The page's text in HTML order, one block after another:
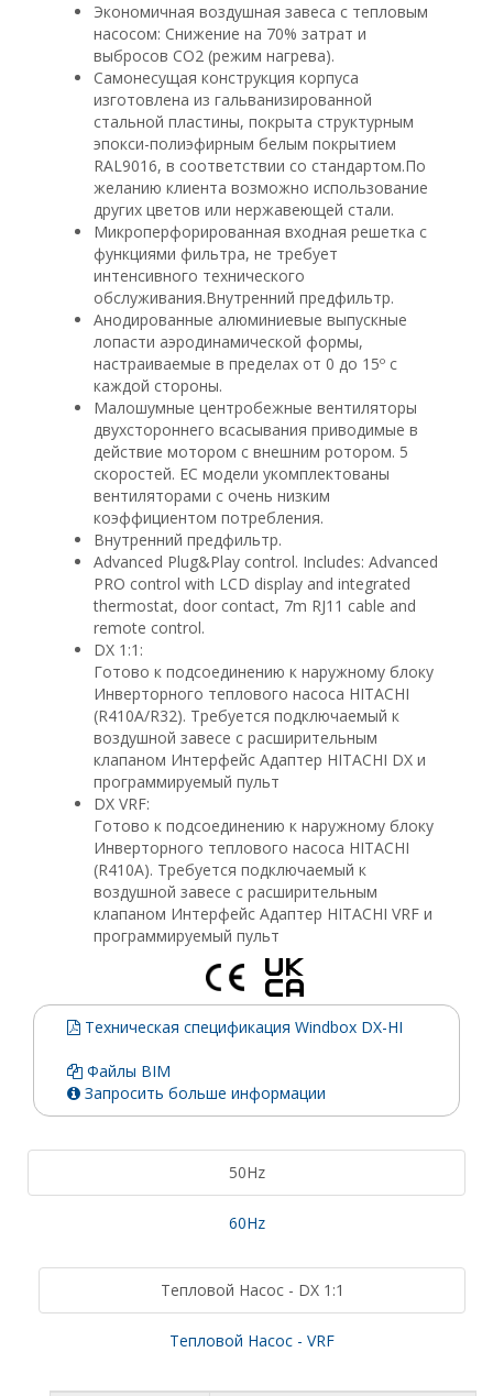
Экономичная воздушная завеса с тепловым
насосом: Снижение на 70% затрат и
выбросов CO2 (режим нагрева).
Самонесущая конструкция корпуса
изготовлена из гальванизированной
стальной пластины, покрыта структурным
эпокси-полиэфирным белым покрытием
RAL9016, в соответствии со стандартом.По
желанию клиента возможно использование
других цветов или нержавеющей стали.
Микроперфорированная входная решетка с
функциями фильтра, не требует
интенсивного технического
обслуживания.Внутренний предфильтр.
Анодированные алюминиевые выпускные
лопасти аэродинамической формы,
настраиваемые в пределах от 0 до 15º с
каждой стороны.
Малошумные центробежные вентиляторы
двухстороннего всасывания приводимые в
действие мотором с внешним ротором. 5
скоростей. EC модели укомплектованы
вентиляторами с очень низким
коэффициентом потребления.
Внутренний предфильтр.
Advanced Plug&Play control. Includes: Advanced
PRO control with LCD display and integrated
thermostat, door contact, 7m RJ11 cable and
remote control.
DX 1:1:
Готово к подсоединению к наружному блоку
Инверторного теплового насоса HITACHI
(R410A/R32). Требуется подключаемый к
воздушной завесе с расширительным
клапаном Интерфейс Адаптер HITACHI DX и
программируемый пульт
DX VRF:
Готово к подсоединению к наружному блоку
Инверторного теплового насоса HITACHI
(R410A). Требуется подключаемый к
воздушной завесе с расширительным
клапаном Интерфейс Адаптер HITACHI VRF и
программируемый пульт
Техническая спецификация Windbox DX-HI
Файлы BIM
Запросить больше информации
50Hz
60Hz
Тепловой Насос - DX 1:1
Тепловой Насос - VRF